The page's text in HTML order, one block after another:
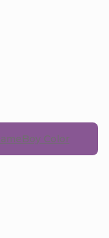
Color